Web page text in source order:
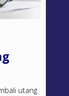
utang